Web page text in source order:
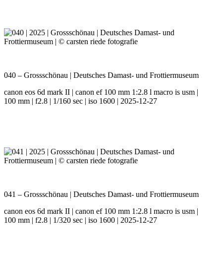
040 – Grossschönau | Deutsches Damast- und Frottiermuseum
canon eos 6d mark II | canon ef 100 mm 1:2.8 l macro is usm |
100 mm | f2.8 | 1/160 sec | iso 1600 | 2025-12-27
041 – Grossschönau | Deutsches Damast- und Frottiermuseum
canon eos 6d mark II | canon ef 100 mm 1:2.8 l macro is usm |
100 mm | f2.8 | 1/320 sec | iso 1600 | 2025-12-27